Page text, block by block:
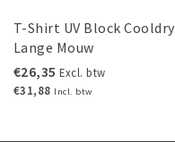
T-Shirt UV Block Cooldry
Lange Mouw
€26,35 Excl. btw
€31,88 Incl. btw